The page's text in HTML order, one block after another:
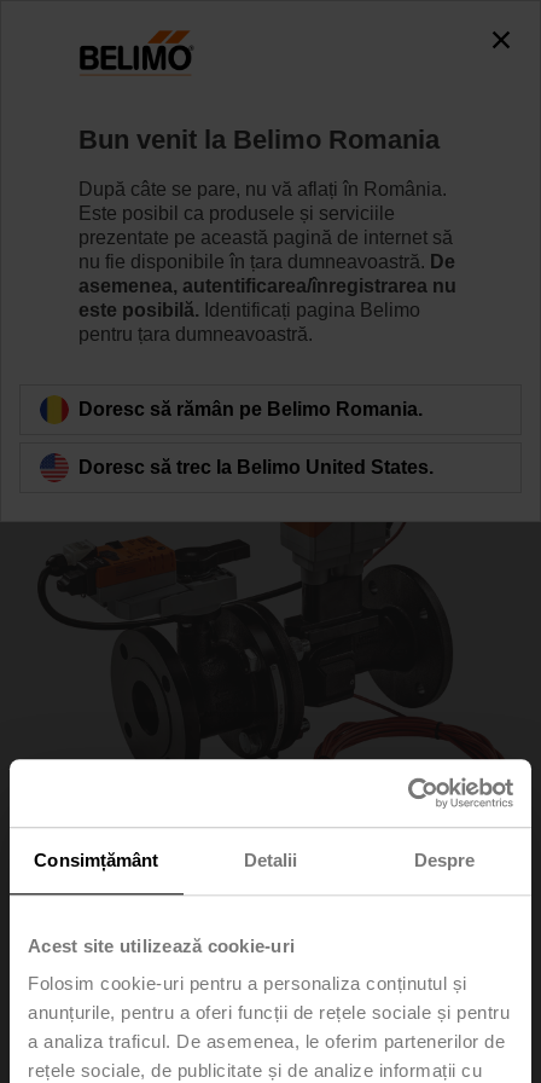
Consimțământ Detalii Despre
Acest site utilizează cookie-uri
Folosim cookie-uri pentru a personaliza conținutul și
anunțurile, pentru a oferi funcții de rețele sociale și pentru
a analiza traficul. De asemenea, le oferim partenerilor de
rețele sociale, de publicitate și de analize informații cu
EV125F+KBAC
Learn more
EV125F+KBAC
Electr. 2-way PI-CCV Belimo Energy Valve™ fail-safe,
AC/DC 24 V, BACnet/IP, BACnet MS/TP, Modbus TCP,
Modbus RTU, MP-Bus, Cloud, 2...10 V, DN 125, Flange,
Bun venit la Belimo Romania
După câte se pare, nu vă aflați în România.
Este posibil ca produsele și serviciile
prezentate pe această pagină de internet să
nu fie disponibile în țara dumneavoastră. De
asemenea, autentificarea/înregistrarea nu
este posibilă. Identificați pagina Belimo
pentru țara dumneavoastră.
Doresc să rămân pe Belimo Romania.
Doresc să trec la Belimo United States.